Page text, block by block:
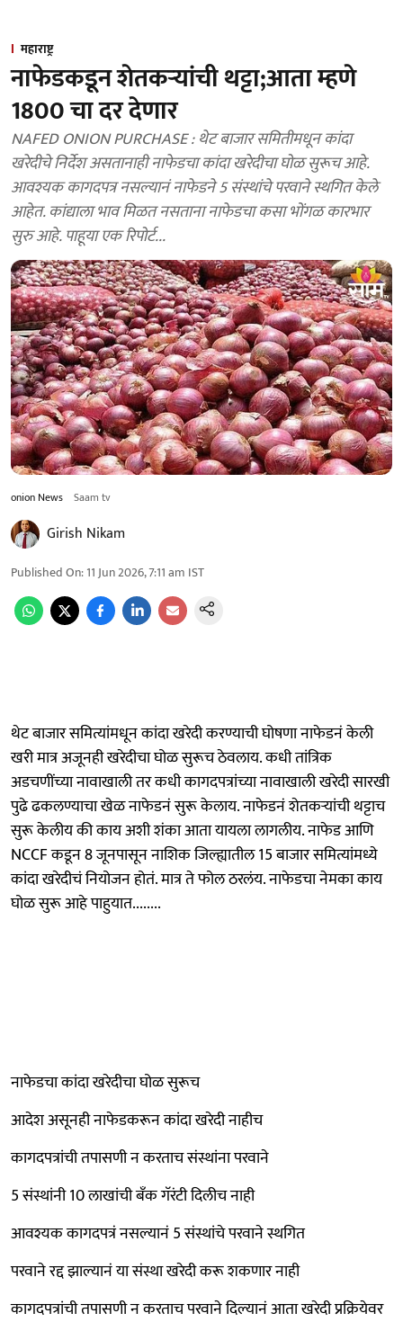
महाराष्ट्र
नाफेडकडून शेतकऱ्यांची थट्टा;आता म्हणे
1800 चा दर देणार
NAFED ONION PURCHASE : थेट बाजार समितीमधून कांदा
खरेदीचे निर्देश असतानाही नाफेडचा कांदा खरेदीचा घोळ सुरूच आहे.
आवश्यक कागदपत्र नसल्यानं नाफेडने 5 संस्थांचे परवाने स्थगित केले
आहेत. कांद्याला भाव मिळत नसताना नाफेडचा कसा भोंगळ कारभार
सुरु आहे. पाहूया एक रिपोर्ट...
onion News Saam tv
Girish Nikam
Published On:11 Jun 2026, 7:11 am IST
थेट बाजार समित्यांमधून कांदा खरेदी करण्याची घोषणा नाफेडनं केली
खरी मात्र अजूनही खरेदीचा घोळ सुरूच ठेवलाय. कधी तांत्रिक
अडचणींच्या नावाखाली तर कधी कागदपत्रांच्या नावाखाली खरेदी सारखी
पुढे ढकलण्याचा खेळ नाफेडनं सुरू केलाय. नाफेडनं शेतकऱ्यांची थट्टाच
सुरू केलीय की काय अशी शंका आता यायला लागलीय. नाफेड आणि
NCCF कडून 8 जूनपासून नाशिक जिल्ह्यातील 15 बाजार समित्यांमध्ये
कांदा खरेदीचं नियोजन होतं. मात्र ते फोल ठरलंय. नाफेडचा नेमका काय
घोळ सुरू आहे पाहुयात........
नाफेडचा कांदा खरेदीचा घोळ सुरूच
आदेश असूनही नाफेडकरून कांदा खरेदी नाहीच
कागदपत्रांची तपासणी न करताच संस्थांना परवाने
5 संस्थांनी 10 लाखांची बँक गॅरंटी दिलीच नाही
आवश्यक कागदपत्रं नसल्यानं 5 संस्थांचे परवाने स्थगित
परवाने रद्द झाल्यानं या संस्था खरेदी करू शकणार नाही
कागदपत्रांची तपासणी न करताच परवाने दिल्यानं आता खरेदी प्रक्रियेवर